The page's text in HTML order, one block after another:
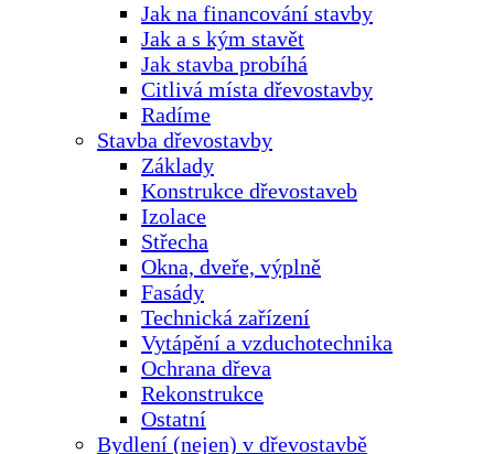
Jak na financování stavby
Jak a s kým stavět
Jak stavba probíhá
Citlivá místa dřevostavby
Radíme
Stavba dřevostavby
Základy
Konstrukce dřevostaveb
Izolace
Střecha
Okna, dveře, výplně
Fasády
Technická zařízení
Vytápění a vzduchotechnika
Ochrana dřeva
Rekonstrukce
Ostatní
Bydlení (nejen) v dřevostavbě